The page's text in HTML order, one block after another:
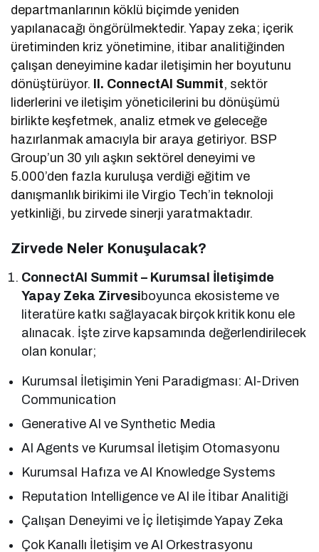
departmanlarının köklü biçimde yeniden
yapılanacağı öngörülmektedir. Yapay zeka; içerik
üretiminden kriz yönetimine, itibar analitiğinden
çalışan deneyimine kadar iletişimin her boyutunu
dönüştürüyor. II. ConnectAI Summit, sektör
liderlerini ve iletişim yöneticilerini bu dönüşümü
birlikte keşfetmek, analiz etmek ve geleceğe
hazırlanmak amacıyla bir araya getiriyor. BSP
Group’un 30 yılı aşkın sektörel deneyimi ve
5.000’den fazla kuruluşa verdiği eğitim ve
danışmanlık birikimi ile Virgio Tech’in teknoloji
yetkinliği, bu zirvede sinerji yaratmaktadır.
Zirvede Neler Konuşulacak?
ConnectAI Summit – Kurumsal İletişimde
Yapay Zeka Zirvesiboyunca ekosisteme ve
literatüre katkı sağlayacak birçok kritik konu ele
alınacak. İşte zirve kapsamında değerlendirilecek
olan konular;
Kurumsal İletişimin Yeni Paradigması: AI-Driven
Communication
Generative AI ve Synthetic Media
AI Agents ve Kurumsal İletişim Otomasyonu
Kurumsal Hafıza ve AI Knowledge Systems
Reputation Intelligence ve AI ile İtibar Analitiği
Çalışan Deneyimi ve İç İletişimde Yapay Zeka
Çok Kanallı İletişim ve AI Orkestrasyonu